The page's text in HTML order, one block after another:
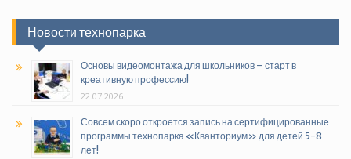
Новости технопарка
Основы видеомонтажа для школьников – старт в
креативную профессию!
22.07.2026
Совсем скоро откроется запись на сертифицированные
программы технопарка «Кванториум» для детей 5-8
лет!